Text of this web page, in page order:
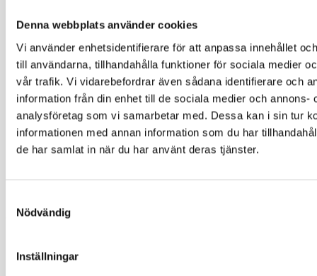
Denna webbplats använder cookies
Vi använder enhetsidentifierare för att anpassa innehållet
till användarna, tillhandahålla funktioner för sociala medier
vår trafik. Vi vidarebefordrar även sådana identifierare och
information från din enhet till de sociala medier och annons-
analysföretag som vi samarbetar med. Dessa kan i sin tur
informationen med annan information som du har
de har samlat in när du har använt deras tjänster.
Nödvändig
Inställningar
995 liter
1150 liter
1600 liter
2200 liter
3000 liter (tillgänglig i 3 olika versioner)
Kombitank Diesel/ AdBlue:
att AdBlue tank är installerad.
260 liter AdBlue volym